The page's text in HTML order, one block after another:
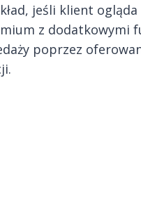
jeśli klient
z dodatkowymi
poprzez